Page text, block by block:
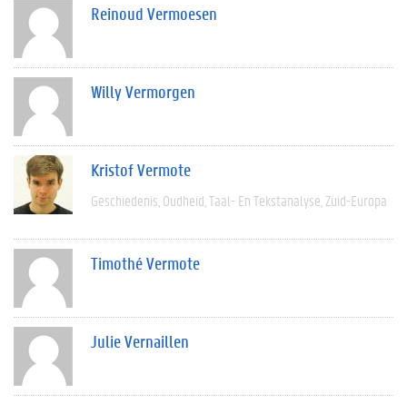
Reinoud Vermoesen
Willy Vermorgen
Kristof Vermote
Geschiedenis Oudheid Taal- En Tekstanalyse Zuid-Europa
Timothé Vermote
Julie Vernaillen